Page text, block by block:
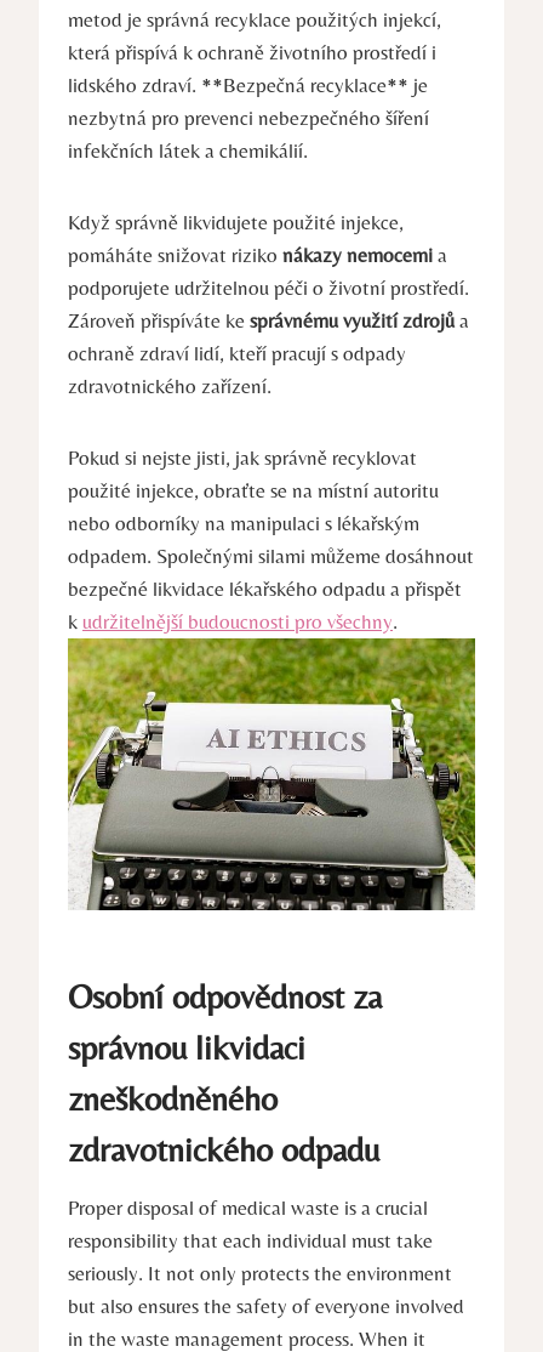
metod je správná recyklace použitých injekcí,
která přispívá k ochraně životního prostředí i
lidského zdraví. **Bezpečná recyklace** je
nezbytná pro prevenci nebezpečného šíření
infekčních látek a chemikálií.
Když správně likvidujete použité injekce,
pomáháte snižovat riziko nákazy nemocemi a
podporujete udržitelnou péči o životní prostředí.
Zároveň přispíváte ke správnému využití zdrojů a
ochraně zdraví lidí, kteří pracují s odpady
zdravotnického zařízení.
Pokud si nejste jisti, jak správně recyklovat
použité injekce, obraťte se na místní autoritu
nebo odborníky na manipulaci s lékařským
odpadem. Společnými silami můžeme dosáhnout
bezpečné likvidace lékařského odpadu a přispět
k udržitelnější budoucnosti pro všechny.
Osobní odpovědnost za
správnou likvidaci
zneškodněného
zdravotnického odpadu
Proper disposal of medical waste is a crucial
responsibility that each individual must take
seriously. It not only protects the environment
but also ensures the safety of everyone involved
in the waste management process. When it